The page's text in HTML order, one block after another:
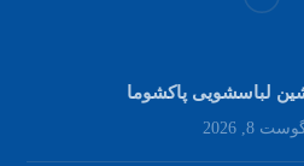
لباسشویی پاکشوما
8, 2026